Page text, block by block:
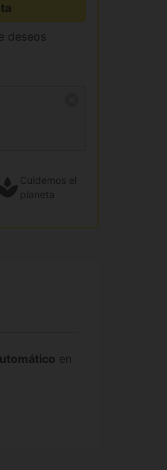
deseos
Cuidemos el
planeta
en